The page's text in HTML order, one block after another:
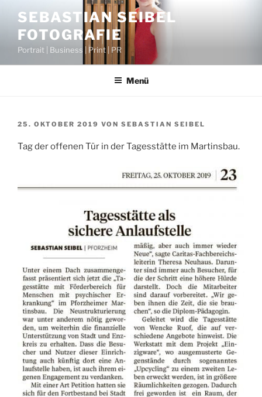
Inhalt
springen
SEBASTIAN SEIBEL
FOTOGRAFIE
Portrait | Business | Print | PR
Menü
VERÖFFENTLICHT
25. OKTOBER 2019 VON SEBASTIAN SEIBEL
Tag der offenen Tür in der Tagesstätte im Martinsbau.